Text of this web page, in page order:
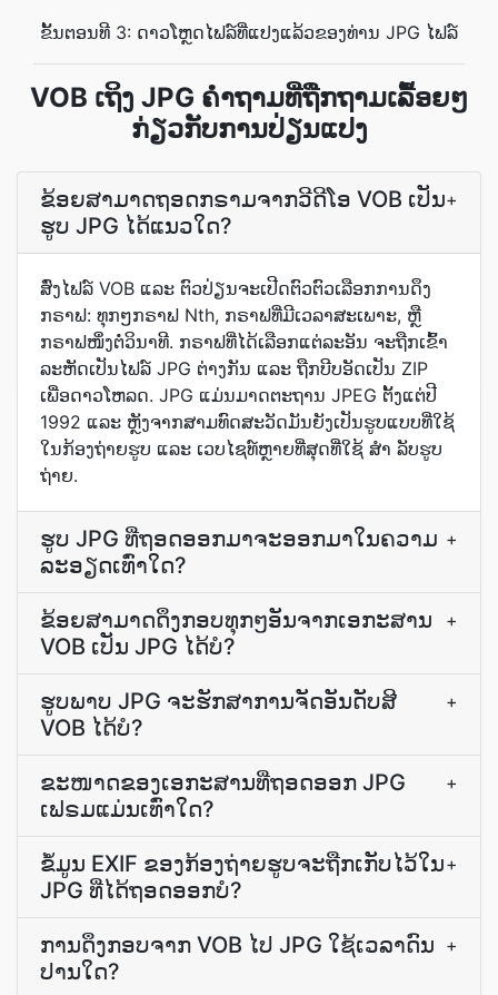
ຂັ້ນຕອນທີ 3: ດາວໂຫຼດໄຟລ໌ທີ່ແປງແລ້ວຂອງທ່ານ JPG ໄຟລ໌
VOB ເຖິງ JPG ຄຳຖາມທີ່ຖືກຖາມເລື້ອຍໆ
ກ່ຽວກັບການປ່ຽນແປງ
ຂ້ອຍ​ສາມາດ​ຖອດ​ກຣາມ​ຈາກ​ວີດີໂອ VOB ເປັນ​
ຮູບ JPG ໄດ້​ແນວໃດ?
+
ສົ່ງ​ໄຟລ໌ VOB ແລະ ຕົວປ່ຽນຈະເປີດຕົວຕົວເລືອກການ​ດຶງ​
ກຣາຟ: ທຸກໆກຣາຟ Nth, ກຣາຟທີ່​ມີ​ເວລາ​ສະເພາະ, ຫຼື
ກຣາຟໜຶ່ງຕໍ່ວິນາທີ. ກຣາຟທີ່​ໄດ້​ເລືອກ​ແຕ່ລະອັນ ຈະ​ຖືກ​ເຂົ້າ
ລະຫັດ​ເປັນ​ໄຟລ໌ JPG ຕ່າງກັນ ແລະ ຖືກ​ບີບອັດ​ເປັນ ZIP
ເພື່ອ​ດາວໂຫລດ. JPG ແມ່ນມາດຕະຖານ JPEG ຕັ້ງແຕ່ປີ
1992 ແລະ ຫຼັງຈາກສາມທົດສະວັດມັນຍັງເປັນຮູບແບບທີ່ໃຊ້
ໃນກ້ອງຖ່າຍຮູບ ແລະ ເວບໄຊທ໌ຫຼາຍທີ່ສຸດທີ່ໃຊ້ ສຳ ລັບຮູບ
ຖ່າຍ.
ຮູບ JPG ທີ່ຖອດອອກມາຈະອອກມາໃນຄວາມ
ລະອຽດເທົ່າໃດ?
+
ຂ້ອຍສາມາດດຶງກອບທຸກໆອັນຈາກເອກະສານ
VOB ເປັນ JPG ໄດ້ບໍ?
+
ຮູບພາບ JPG ຈະຮັກສາການຈັດອັນດັບສີ
VOB ໄດ້ບໍ?
+
ຂະໜາດຂອງເອກະສານທີ່ຖອດອອກ JPG
ເຟຣມແມ່ນເທົ່າໃດ?
+
ຂໍ້ມູນ EXIF ຂອງ​ກ້ອງຖ່າຍຮູບ​ຈະ​ຖືກ​ເກັບ​ໄວ້​ໃນ
JPG ທີ່​ໄດ້​ຖອດ​ອອກ​ບໍ?
+
ການ​ດຶງ​ກອບ​ຈາກ VOB ໄປ JPG ໃຊ້ເວລາ​ດົນ
ປານໃດ?
+